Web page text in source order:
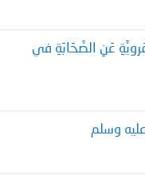
عَنِ الصَّحَابَةِ في
وسلم